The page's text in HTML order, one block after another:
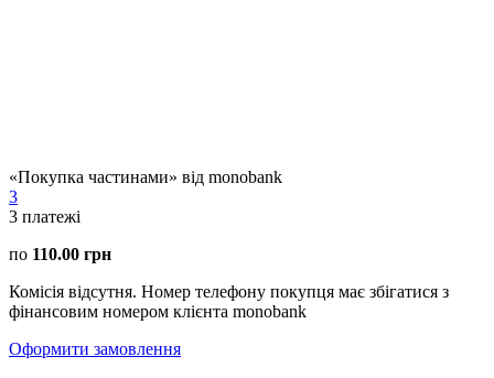
«Покупка частинами» від monobank
3
3 платежі
по 110.00 грн
Комісія відсутня. Номер телефону покупця має збігатися з
фінансовим номером клієнта monobank
Оформити замовлення